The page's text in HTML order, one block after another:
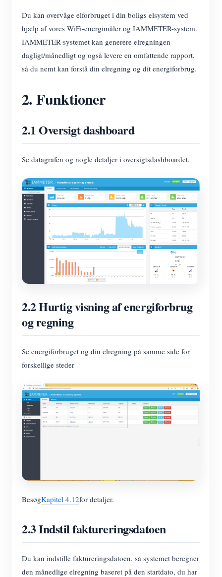
Du kan overvåge elforbruget i din boligs elsystem ved
hjælp af vores WiFi-energimåler og IAMMETER-system.
IAMMETER-systemet kan generere elregningen
dagligt/månedligt og også levere en omfattende rapport,
så du nemt kan forstå din elregning og dit energiforbrug.
2. Funktioner
2.1 Oversigt dashboard
Se datagrafen og nogle detaljer i oversigtsdashboardet.
2.2 Hurtig visning af energiforbrug
og regning
Se energiforbruget og din elregning på samme side for
forskellige steder
BesøgKapitel 4.12for detaljer.
2.3 Indstil faktureringsdatoen
Du kan indstille faktureringsdatoen, så systemet beregner
den månedlige elregning baseret på den startdato, du har